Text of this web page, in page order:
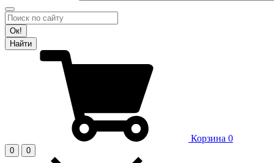
Ок!
Найти
Корзина 0
0 0